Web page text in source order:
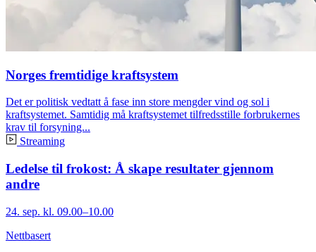
Norges fremtidige kraftsystem
Det er politisk vedtatt å fase inn store mengder vind og sol i
kraftsystemet. Samtidig må kraftsystemet tilfredsstille forbrukernes
krav til forsyning...
Streaming
Ledelse til frokost: Å skape resultater gjennom
andre
24. sep. kl. 09.00–10.00
Nettbasert